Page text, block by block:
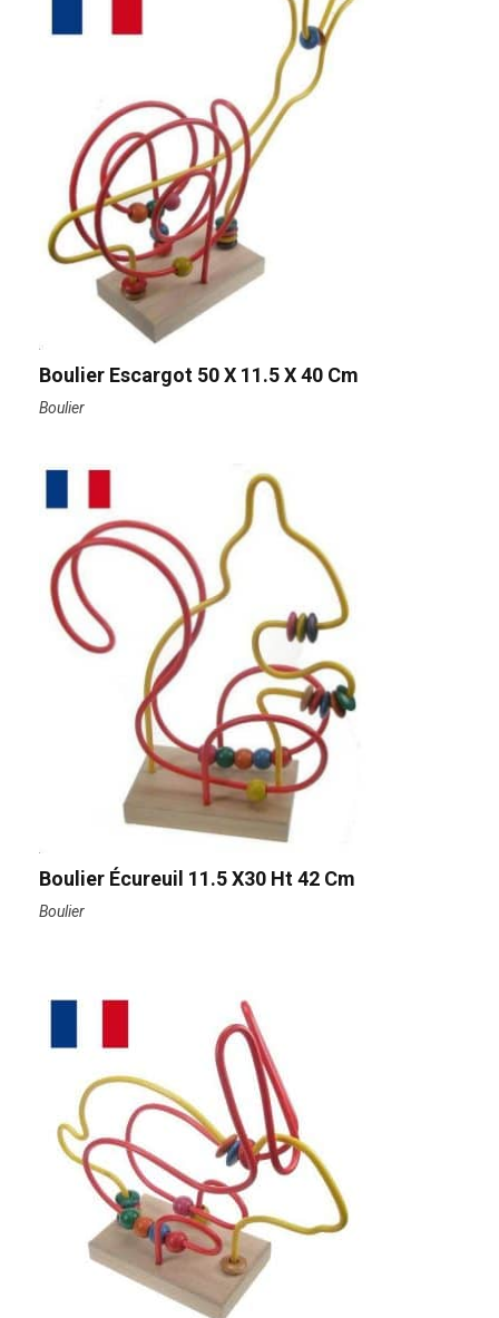
Boulier Escargot 50 X 11.5 X 40 Cm
Boulier
Boulier Écureuil 11.5 X30 Ht 42 Cm
Boulier